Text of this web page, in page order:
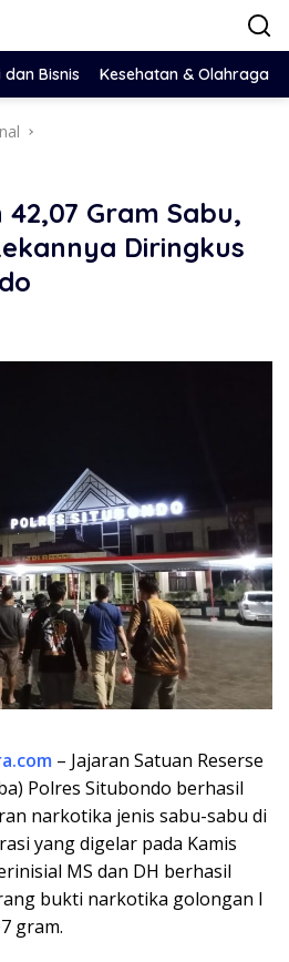
Bisnis Kesehatan & Olahraga
Gram Sabu,
Diringkus
– Jajaran Satuan Reserse
Polres Situbondo berhasil
narkotika jenis sabu-sabu di
yang digelar pada Kamis
MS dan DH berhasil
bukti narkotika golongan I
gram.